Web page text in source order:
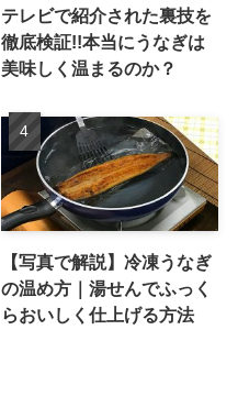
テレビで紹介された裏技を
徹底検証!!本当にうなぎは
美味しく温まるのか？
【写真で解説】冷凍うなぎ
の温め方｜湯せんでふっく
らおいしく仕上げる方法